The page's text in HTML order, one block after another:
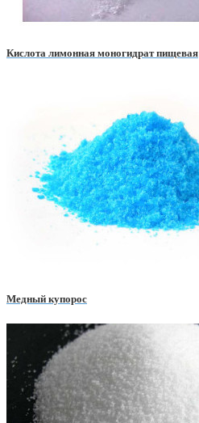
Кислота лимонная моногидрат пищевая
Медный купорос